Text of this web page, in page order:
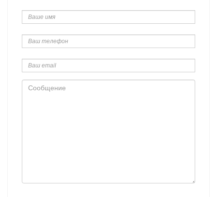
имя
телефон
email
Сообщение